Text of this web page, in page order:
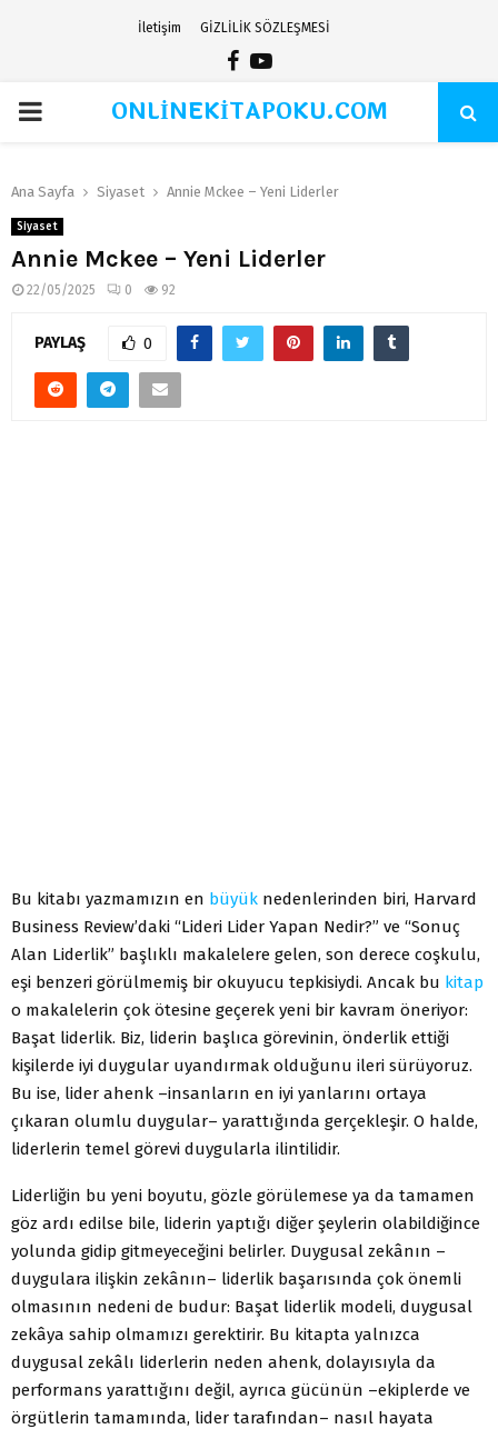
İletişim GİZLİLİK SÖZLEŞMESİ
Facebook
Youtube
PRIMARYONLİNEKİTAPOKU.COM
Ana Sayfa Siyaset Annie Mckee – Yeni Liderler
Siyaset
Annie Mckee – Yeni Liderler
22/05/2025 0 92
PAYLAŞ 0
Bu kitabı yazmamızın en büyük nedenlerinden biri, Harvard
Business Review’daki “Lideri Lider Yapan Nedir?” ve “Sonuç
Alan Liderlik” başlıklı makalelere gelen, son derece coşkulu,
eşi benzeri görülmemiş bir okuyucu tepkisiydi. Ancak bu kitap
o makalelerin çok ötesine geçerek yeni bir kavram öneriyor:
Başat liderlik. Biz, liderin başlıca görevinin, önderlik ettiği
kişilerde iyi duygular uyandırmak olduğunu ileri sürüyoruz.
Bu ise, lider ahenk –insanların en iyi yanlarını ortaya
çıkaran olumlu duygular– yarattığında gerçekleşir. O halde,
liderlerin temel görevi duygularla ilintilidir.
Liderliğin bu yeni boyutu, gözle görülemese ya da tamamen
göz ardı edilse bile, liderin yaptığı diğer şeylerin olabildiğince
yolunda gidip gitmeyeceğini belirler. Duygusal zekânın –
duygulara ilişkin zekânın– liderlik başarısında çok önemli
olmasının nedeni de budur: Başat liderlik modeli, duygusal
zekâya sahip olmamızı gerektirir. Bu kitapta yalnızca
duygusal zekâlı liderlerin neden ahenk, dolayısıyla da
performans yarattığını değil, ayrıca gücünün –ekiplerde ve
örgütlerin tamamında, lider tarafından– nasıl hayata